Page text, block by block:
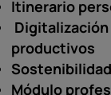
Itinerario
productivos
Módulo